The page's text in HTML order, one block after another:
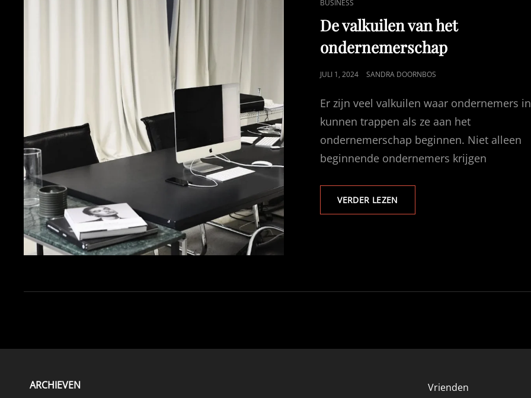
LINKS
BUSINESS
De valkuilen van het
ondernemerschap
GEPUBLICEERD
JULI 1, 2024 SANDRA DOORNBOS
Er zijn veel valkuilen waar ondernemers in
kunnen trappen als ze aan het
ondernemerschap beginnen. Niet alleen
beginnende ondernemers krijgen
VERDER LEZEN
VALKUILEN
ARCHIEVEN Vrienden